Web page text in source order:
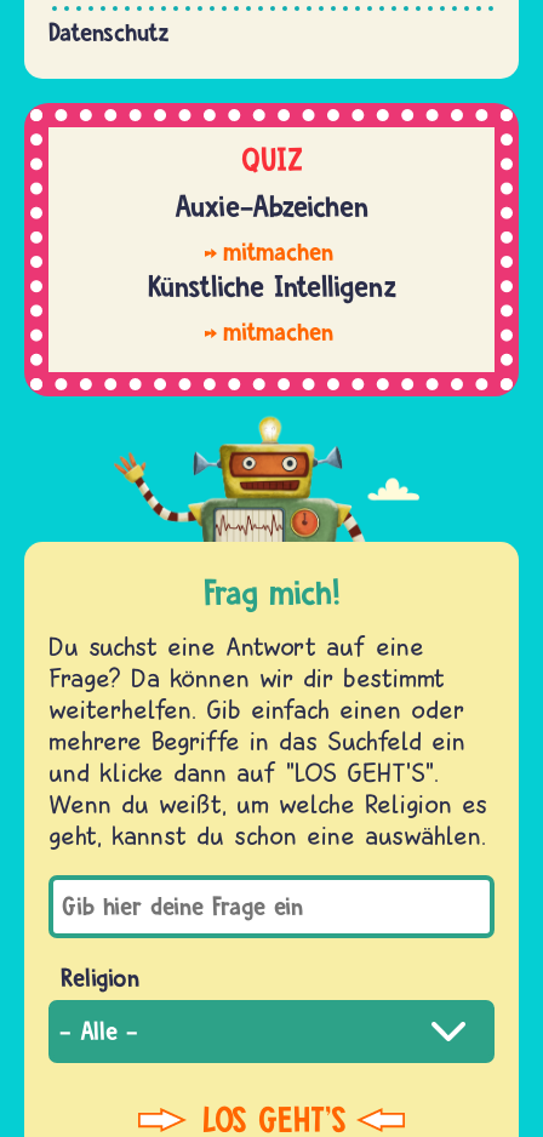
Datenschutz
QUIZ
Auxie-Abzeichen
mitmachen
Künstliche Intelligenz
mitmachen
Frag mich!
Du suchst eine Antwort auf eine
Frage? Da können wir dir bestimmt
weiterhelfen. Gib einfach einen oder
mehrere Begriffe in das Suchfeld ein
und klicke dann auf "LOS GEHT'S".
Wenn du weißt, um welche Religion es
geht, kannst du schon eine auswählen.
Religion